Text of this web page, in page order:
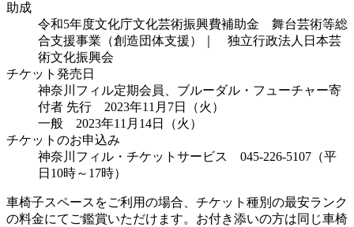
助成
令和5年度文化庁文化芸術振興費補助金 舞台芸術等総
合支援事業（創造団体支援）｜ 独立行政法人日本芸
術文化振興会
チケット発売日
神奈川フィル定期会員、ブルーダル・フューチャー寄
付者 先行 2023年11月7日（火）
一般 2023年11月14日（火）
チケットのお申込み
神奈川フィル・チケットサービス 045-226-5107（平
日10時～17時）
車椅子スペースをご利用の場合、チケット種別の最安ランク
の料金にてご鑑賞いただけます。お付き添いの方は同じ車椅